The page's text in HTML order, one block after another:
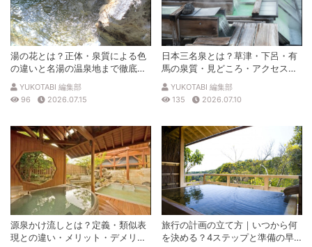
湯の花とは？正体・泉質による色
の違いと名湯の温泉地まで徹底解
説
YUKOTABI 編集部
96
2026.07.15
日本三名泉とは？草津・下呂・有
馬の泉質・見どころ・アクセスを
徹底解説
YUKOTABI 編集部
135
2026.07.10
源泉かけ流しとは？定義・類似表
現との違い・メリット・デメリッ
旅行の計画の立て方｜いつから何
を決める？4ステップと準備の早